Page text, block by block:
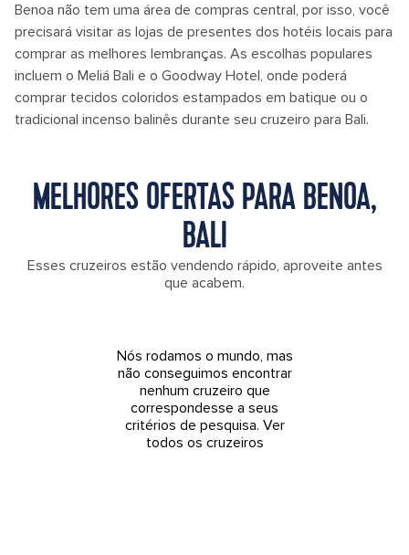
Benoa não tem uma área de compras central, por isso, você
precisará visitar as lojas de presentes dos hotéis locais para
comprar as melhores lembranças. As escolhas populares
incluem o Meliá Bali e o Goodway Hotel, onde poderá
comprar tecidos coloridos estampados em batique ou o
tradicional incenso balinês durante seu cruzeiro para Bali.
MELHORES OFERTAS PARA BENOA,
BALI
Esses cruzeiros estão vendendo rápido, aproveite antes
que acabem.
Nós rodamos o mundo, mas
não conseguimos encontrar
nenhum cruzeiro que
correspondesse a seus
critérios de pesquisa. Ver
todos os cruzeiros